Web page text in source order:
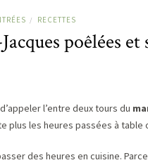
/ RECETTES
poêlées et
l’entre deux tours du
les heures passées à table
des heures en cuisine.